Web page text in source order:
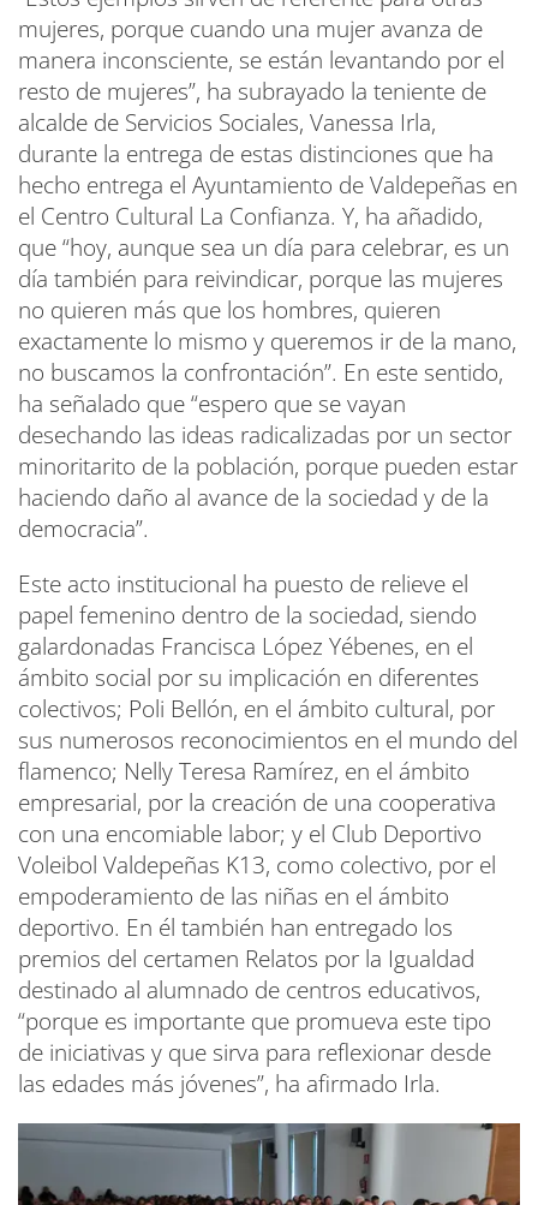
mujeres, porque cuando una mujer avanza de
manera inconsciente, se están levantando por el
resto de mujeres”, ha subrayado la teniente de
alcalde de Servicios Sociales, Vanessa Irla,
durante la entrega de estas distinciones que ha
hecho entrega el Ayuntamiento de Valdepeñas en
el Centro Cultural La Confianza. Y, ha añadido,
que “hoy, aunque sea un día para celebrar, es un
día también para reivindicar, porque las mujeres
no quieren más que los hombres, quieren
exactamente lo mismo y queremos ir de la mano,
no buscamos la confrontación”. En este sentido,
ha señalado que “espero que se vayan
desechando las ideas radicalizadas por un sector
minoritarito de la población, porque pueden estar
haciendo daño al avance de la sociedad y de la
democracia”.
Este acto institucional ha puesto de relieve el
papel femenino dentro de la sociedad, siendo
galardonadas Francisca López Yébenes, en el
ámbito social por su implicación en diferentes
colectivos; Poli Bellón, en el ámbito cultural, por
sus numerosos reconocimientos en el mundo del
flamenco; Nelly Teresa Ramírez, en el ámbito
empresarial, por la creación de una cooperativa
con una encomiable labor; y el Club Deportivo
Voleibol Valdepeñas K13, como colectivo, por el
empoderamiento de las niñas en el ámbito
deportivo. En él también han entregado los
premios del certamen Relatos por la Igualdad
destinado al alumnado de centros educativos,
“porque es importante que promueva este tipo
de iniciativas y que sirva para reflexionar desde
las edades más jóvenes”, ha afirmado Irla.